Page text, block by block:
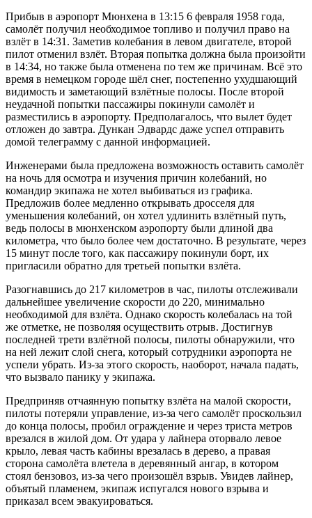
Прибыв в аэропорт Мюнхена в 13:15 6 февраля 1958 года,
самолёт получил необходимое топливо и получил право на
взлёт в 14:31. Заметив колебания в левом двигателе, второй
пилот отменил взлёт. Вторая попытка должна была произойти
в 14:34, но также была отменена по тем же причинам. Всё это
время в немецком городе шёл снег, постепенно ухудшающий
видимость и заметающий взлётные полосы. После второй
неудачной попытки пассажиры покинули самолёт и
разместились в аэропорту. Предполагалось, что вылет будет
отложен до завтра. Дункан Эдвардс даже успел отправить
домой телеграмму с данной информацией.
Инженерами была предложена возможность оставить самолёт
на ночь для осмотра и изучения причин колебаний, но
командир экипажа не хотел выбиваться из графика.
Предложив более медленно открывать дросселя для
уменьшения колебаний, он хотел удлинить взлётный путь,
ведь полосы в мюнхенском аэропорту были длиной два
километра, что было более чем достаточно. В результате, через
15 минут после того, как пассажиру покинули борт, их
пригласили обратно для третьей попытки взлёта.
Разогнавшись до 217 километров в час, пилоты отслеживали
дальнейшее увеличение скорости до 220, минимально
необходимой для взлёта. Однако скорость колебалась на той
же отметке, не позволяя осуществить отрыв. Достигнув
последней трети взлётной полосы, пилоты обнаружили, что
на ней лежит слой снега, который сотрудники аэропорта не
успели убрать. Из-за этого скорость, наоборот, начала падать,
что вызвало панику у экипажа.
Предприняв отчаянную попытку взлёта на малой скорости,
пилоты потеряли управление, из-за чего самолёт проскользил
до конца полосы, пробил ограждение и через триста метров
врезался в жилой дом. От удара у лайнера оторвало левое
крыло, левая часть кабины врезалась в дерево, а правая
сторона самолёта влетела в деревянный ангар, в котором
стоял бензовоз, из-за чего произошёл взрыв. Увидев лайнер,
объятый пламенем, экипаж испугался нового взрыва и
приказал всем эвакуироваться.